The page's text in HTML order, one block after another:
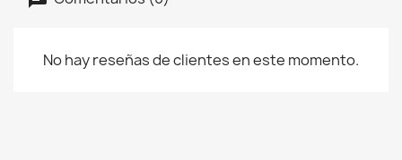
No hay reseñas de clientes en este momento.